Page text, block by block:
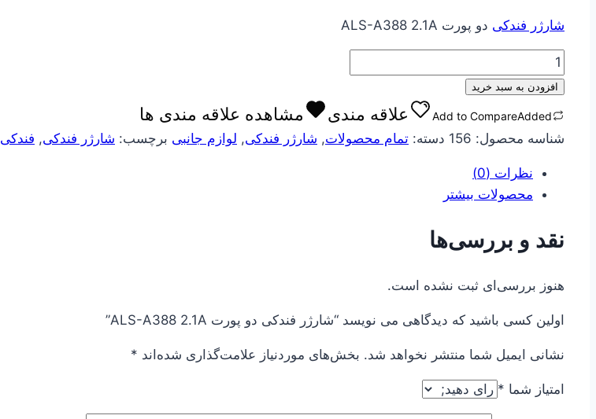
شارژر فندکی دو پورت ALS-A388 2.1A
شارژر
فندکی
پورت
ALS-
افزودن به سبد خرید
Add to CompareAdded علاقه مندی مشاهده علاقه مندی ها
شناسه محصول: 156 دسته: تمام محصولات, شارژر فندکی, لوازم جانبی برچسب: شارژر فندکی, فندکی
نظرات (0)
محصولات بیشتر
نقد و بررسی‌ها
هنوز بررسی‌ای ثبت نشده است.
اولین کسی باشید که دیدگاهی می نویسد “شارژر فندکی دو پورت ALS-A388 2.1A”
نشانی ایمیل شما منتشر نخواهد شد. بخش‌های موردنیاز علامت‌گذاری شده‌اند *
امتیاز شما *